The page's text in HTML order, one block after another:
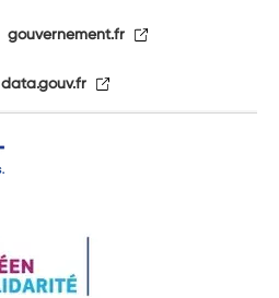
gouvernement.fr
data.gouv.fr